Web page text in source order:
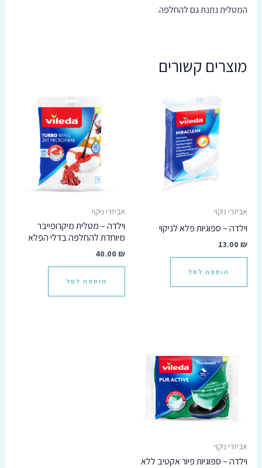
המטלית נתנת גם להחלפה.
מוצרים קשורים
אביזרי ניקוי
וילדה – ספוגיות פלא לניקוי
13.00₪
הוספה לסל
אביזרי ניקוי
וילדה – מטלית מיקרופייבר
מיוחדת להחלפה בדלי הפלא
40.00 ₪
הוספה לסל
אביזרי ניקוי
וילדה – ספוגיות פיור אקטיב ללא